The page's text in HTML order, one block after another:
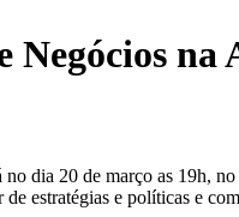
na
dia 20 de março as 19h,
estratégias e políticas e